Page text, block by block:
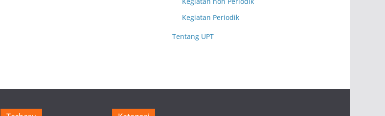
Kegiatan Periodik
Tentang UPT